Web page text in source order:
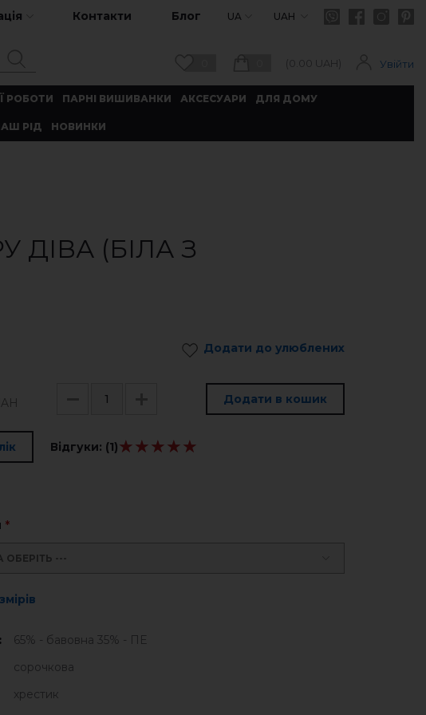
Контакти Блог UA UAH
(0.00 UAH) Увійти
РОБОТИ ПАРНІ ВИШИВАНКИ АКСЕСУАРИ ДЛЯ ДОМУ
РІД НОВИНКИ
(БІЛА З
Додати до улюблених
Додати в кошик
Відгуки: (1)★★★★★
★★★★★
*
---
65% - бавовна 35% - ПЕ
сорочкова
хрестик